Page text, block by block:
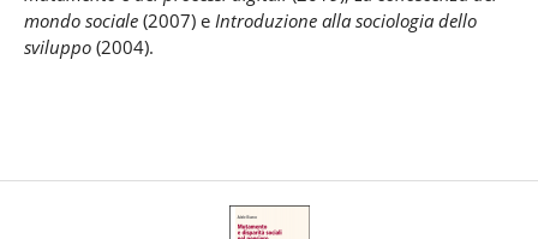
mondo sociale(2007) e Introduzione alla sociologia dello
sviluppo(2004).